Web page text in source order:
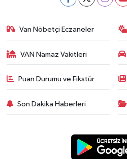
Van Nöbetçi Eczaneler
VAN Namaz Vakitleri
Puan Durumu ve Fikstür
Son Dakika Haberleri